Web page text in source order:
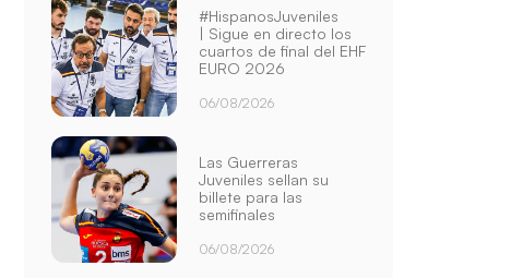
#HispanosJuveniles
| Sigue en directo los
cuartos de final del EHF
EURO 2026
06/08/2026
Las Guerreras
Juveniles sellan su
billete para las
semifinales
06/08/2026